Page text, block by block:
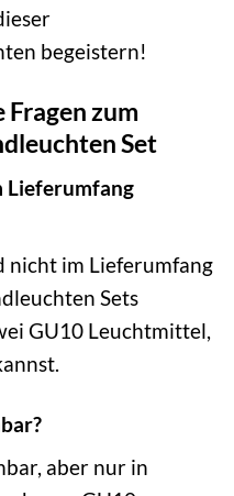
begeistern!
Fragen zum
Set
Lieferumfang
nicht im Lieferumfang
Sets
GU10 Leuchtmittel,
aber nur in